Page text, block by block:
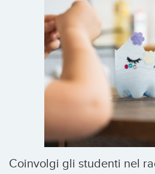
Coinvolgi gli studenti nel